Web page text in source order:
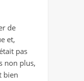
de
et,
pas
non plus,
bien